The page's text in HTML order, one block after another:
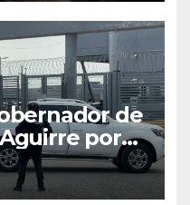
de
por
caso